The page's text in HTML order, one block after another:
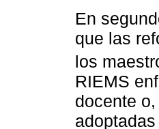
En
que las
los
RIEMS
docente